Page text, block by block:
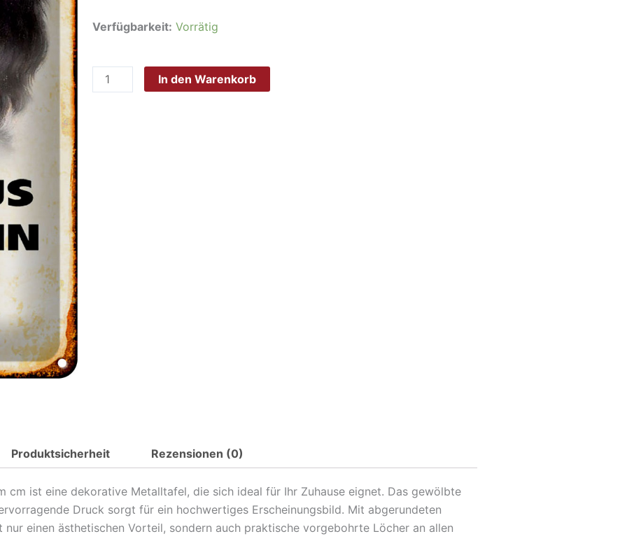
Verfügbarkeit: Vorrätig
Schild
In den Warenkorb
Produktsicherheit Rezensionen (0)
ist eine dekorative Metalltafel, die sich ideal für Ihr Zuhause eignet. Das gewölbte
Druck sorgt für ein hochwertiges Erscheinungsbild. Mit abgerundeten
einen ästhetischen Vorteil, sondern auch praktische vorgebohrte Löcher an allen